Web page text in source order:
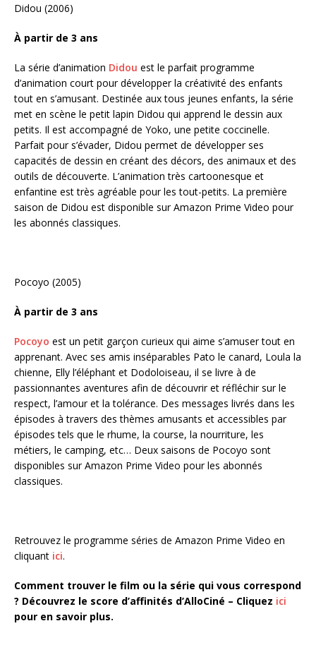
Didou (2006)
À partir de 3 ans
La série d’animation Didou est le parfait programme
d’animation court pour développer la créativité des enfants
tout en s’amusant. Destinée aux tous jeunes enfants, la série
met en scène le petit lapin Didou qui apprend le dessin aux
petits. Il est accompagné de Yoko, une petite coccinelle.
Parfait pour s’évader, Didou permet de développer ses
capacités de dessin en créant des décors, des animaux et des
outils de découverte. L’animation très cartoonesque et
enfantine est très agréable pour les tout-petits. La première
saison de Didou est disponible sur Amazon Prime Video pour
les abonnés classiques.
Pocoyo (2005)
À partir de 3 ans
Pocoyo est un petit garçon curieux qui aime s’amuser tout en
apprenant. Avec ses amis inséparables Pato le canard, Loula la
chienne, Elly l’éléphant et Dodoloiseau, il se livre à de
passionnantes aventures afin de découvrir et réfléchir sur le
respect, l’amour et la tolérance. Des messages livrés dans les
épisodes à travers des thèmes amusants et accessibles par
épisodes tels que le rhume, la course, la nourriture, les
métiers, le camping, etc… Deux saisons de Pocoyo sont
disponibles sur Amazon Prime Video pour les abonnés
classiques.
Retrouvez le programme séries de Amazon Prime Video en
cliquant ici.
Comment trouver le film ou la série qui vous correspond
? Découvrez le score d’affinités d’AlloCiné – Cliquez ici
pour en savoir plus.